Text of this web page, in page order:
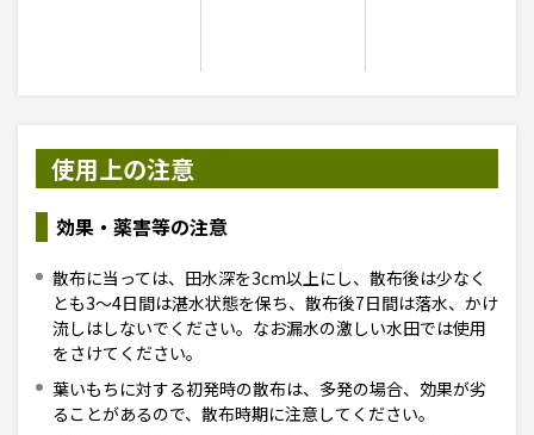
使用上の注意
効果・薬害等の注意
散布に当っては、田水深を3cm以上にし、散布後は少なく
とも3〜4日間は湛水状態を保ち、散布後7日間は落水、かけ
流しはしないでください。なお漏水の激しい水田では使用
をさけてください。
葉いもちに対する初発時の散布は、多発の場合、効果が劣
ることがあるので、散布時期に注意してください。